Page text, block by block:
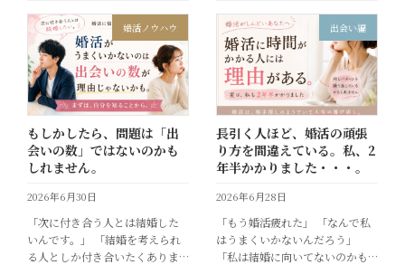
せん。 特に35歳を過ぎた頃か
ら、その変化を実感する方は多
いです。 もちろん、40代の方か
らのお申込み […]
に結婚したいのかわからなくな
りました。」 この言葉を初めて
聞いた方は、少し驚くかもしれ
ませ […]
婚活ノウハウ
もしかしたら、問題は「出
会いの数」ではないのかも
しれません。
2026年6月30日
「次に付き合う人とは結婚した
いんです。」 「結婚を考えられ
る人としか付き合いたくありま
出会い編
長引く人ほど、婚活の頑張
り方を間違えている。私、2
年半かかりました・・・。
2026年6月28日
「もう婚活疲れた」 「なんで私
はうまくいかないんだろう」
「私は結婚に向いてないのかも